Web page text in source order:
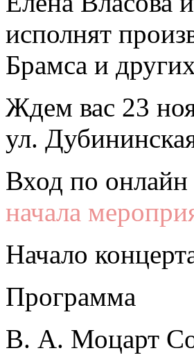
исполнят
Брамса и
Ждем вас 23
ул.
Вход по
начала
Начало
Программа
В. А. Моцарт